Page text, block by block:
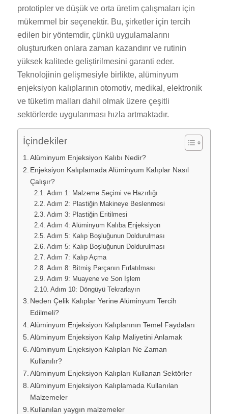
prototipler ve düşük ve orta üretim çalışmaları için
mükemmel bir seçenektir. Bu, şirketler için tercih
edilen bir yöntemdir, çünkü uygulamalarını
oluştururken onlara zaman kazandırır ve rutinin
yüksek kalitede geliştirilmesini garanti eder.
Teknolojinin gelişmesiyle birlikte, alüminyum
enjeksiyon kalıplarının otomotiv, medikal, elektronik
ve tüketim malları dahil olmak üzere çeşitli
sektörlerde uygulanması hızla artmaktadır.
İçindekiler
Alüminyum Enjeksiyon Kalıbı Nedir?
Enjeksiyon Kalıplamada Alüminyum Kalıplar Nasıl
Çalışır?
Adım 1: Malzeme Seçimi ve Hazırlığı
Adım 2: Plastiğin Makineye Beslenmesi
Adım 3: Plastiğin Eritilmesi
Adım 4: Alüminyum Kalıba Enjeksiyon
Adım 5: Kalıp Boşluğunun Doldurulması
Adım 5: Kalıp Boşluğunun Doldurulması
Adım 7: Kalıp Açma
Adım 8: Bitmiş Parçanın Fırlatılması
Adım 9: Muayene ve Son İşlem
Adım 10: Döngüyü Tekrarlayın
Neden Çelik Kalıplar Yerine Alüminyum Tercih
Edilmeli?
Alüminyum Enjeksiyon Kalıplarının Temel Faydaları
Alüminyum Enjeksiyon Kalıp Maliyetini Anlamak
Alüminyum Enjeksiyon Kalıpları Ne Zaman
Kullanılır?
Alüminyum Enjeksiyon Kalıpları Kullanan Sektörler
Alüminyum Enjeksiyon Kalıplamada Kullanılan
Malzemeler
Kullanılan yaygın malzemeler